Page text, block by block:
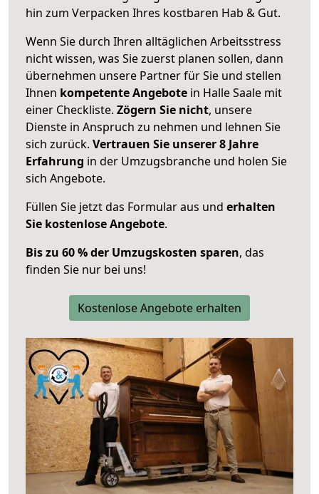
hin zum Verpacken Ihres kostbaren Hab & Gut.
Wenn Sie durch Ihren alltäglichen Arbeitsstress
nicht wissen, was Sie zuerst planen sollen, dann
übernehmen unsere Partner für Sie und stellen
Ihnen kompetente Angebote in Halle Saale mit
einer Checkliste. Zögern Sie nicht, unsere
Dienste in Anspruch zu nehmen und lehnen Sie
sich zurück. Vertrauen Sie unserer 8 Jahre
Erfahrung in der Umzugsbranche und holen Sie
sich Angebote.
Füllen Sie jetzt das Formular aus und erhalten
Sie kostenlose Angebote.
Bis zu 60 % der Umzugskosten sparen, das
finden Sie nur bei uns!
Kostenlose Angebote erhalten